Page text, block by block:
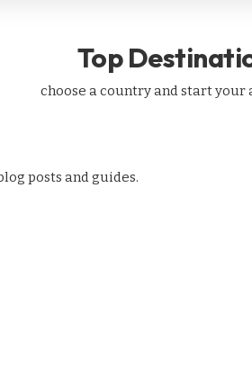
Top
choose a country and start your
posts and guides.